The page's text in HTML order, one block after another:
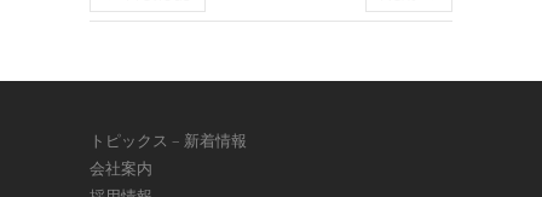
トピックス – 新着情報
会社案内